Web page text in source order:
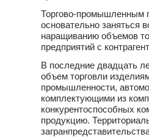
Торгово-промышленным
основательно заняться
наращиванию объемов
предприятий с
В последние двадцать
объем торговли
промышленности,
комплектующими из
конкурентоспособных
продукцию.